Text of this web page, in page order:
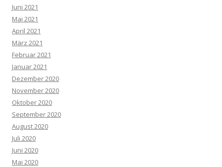
Juni 2021
Mai 2021
April 2021
März 2021
Februar 2021
Januar 2021
Dezember 2020
November 2020
Oktober 2020
September 2020
August 2020
Juli 2020
Juni 2020
Mai 2020